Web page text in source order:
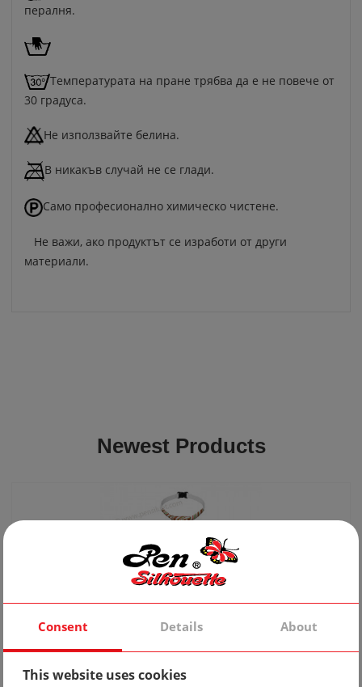
пералня.
Температурата на пране трябва да е не повече от
30 градуса.
Не използвайте белина.
В никакъв случай не се глади.
Само професионално химическо чистене.
Не важи, ако продуктът се изработи от други
материали.
Newest Products
Tie 10
Consent Details About
This website uses cookies